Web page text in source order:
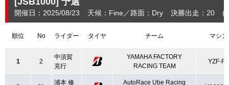
開催日：2025/08/23 天候：Fine 路面：Dry 決勝出走：20
順位 No ライダー タイヤ チーム マシン
1 2
中須賀
克行
YAMAHA FACTORY
RACING TEAM
YZF-R1
浦本 修
AutoRace Ube Racing